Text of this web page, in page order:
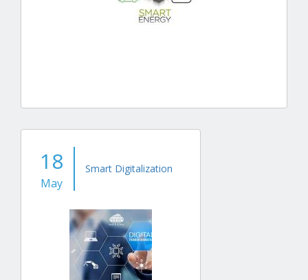
18
May
Smart Digitalization